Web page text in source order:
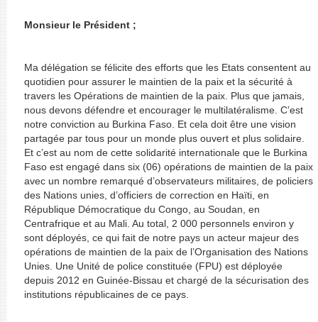
Monsieur le Président ;
Ma délégation se félicite des efforts que les Etats consentent au
quotidien pour assurer le maintien de la paix et la sécurité à
travers les Opérations de maintien de la paix. Plus que jamais,
nous devons défendre et encourager le multilatéralisme. C’est
notre conviction au Burkina Faso. Et cela doit être une vision
partagée par tous pour un monde plus ouvert et plus solidaire.
Et c’est au nom de cette solidarité internationale que le Burkina
Faso est engagé dans six (06) opérations de maintien de la paix
avec un nombre remarqué d’observateurs militaires, de policiers
des Nations unies, d’officiers de correction en Haïti, en
République Démocratique du Congo, au Soudan, en
Centrafrique et au Mali. Au total, 2 000 personnels environ y
sont déployés, ce qui fait de notre pays un acteur majeur des
opérations de maintien de la paix de l’Organisation des Nations
Unies. Une Unité de police constituée (FPU) est déployée
depuis 2012 en Guinée-Bissau et chargé de la sécurisation des
institutions républicaines de ce pays.